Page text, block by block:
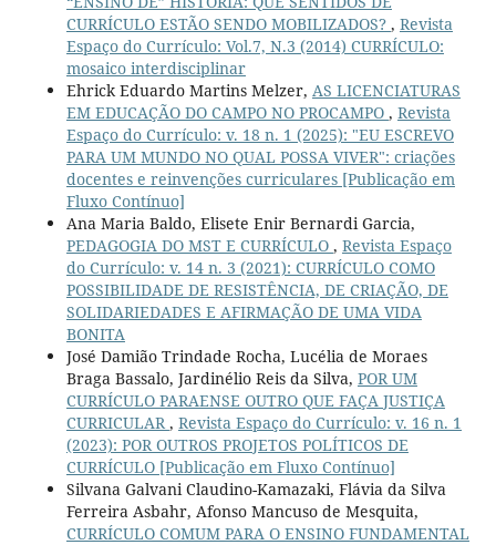
CURRÍCULO ESTÃO SENDO MOBILIZADOS? , Revista
Espaço do Currículo: Vol.7, N.3 (2014) CURRÍCULO:
mosaico interdisciplinar
Ehrick Eduardo Martins Melzer, AS LICENCIATURAS
EM EDUCAÇÃO DO CAMPO NO PROCAMPO , Revista
Espaço do Currículo: v. 18 n. 1 (2025): "EU ESCREVO
PARA UM MUNDO NO QUAL POSSA VIVER": criações
docentes e reinvenções curriculares [Publicação em
Fluxo Contínuo]
Ana Maria Baldo, Elisete Enir Bernardi Garcia,
PEDAGOGIA DO MST E CURRÍCULO , Revista Espaço
do Currículo: v. 14 n. 3 (2021): CURRÍCULO COMO
POSSIBILIDADE DE RESISTÊNCIA, DE CRIAÇÃO, DE
SOLIDARIEDADES E AFIRMAÇÃO DE UMA VIDA
BONITA
José Damião Trindade Rocha, Lucélia de Moraes
Braga Bassalo, Jardinélio Reis da Silva, POR UM
CURRÍCULO PARAENSE OUTRO QUE FAÇA JUSTIÇA
CURRICULAR, Revista Espaço do Currículo: v. 16 n. 1
(2023): POR OUTROS PROJETOS POLÍTICOS DE
CURRÍCULO [Publicação em Fluxo Contínuo]
Silvana Galvani Claudino-Kamazaki, Flávia da Silva
Ferreira Asbahr, Afonso Mancuso de Mesquita,
CURRÍCULO COMUM PARA O ENSINO FUNDAMENTAL